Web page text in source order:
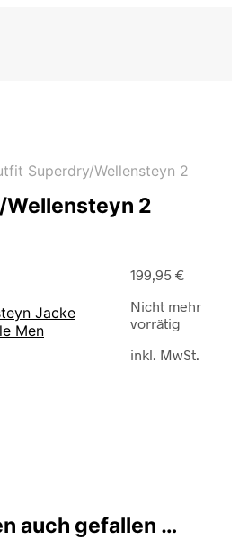
Superdry/Wellensteyn 2
2
Jacke
Men
199,95 €
Nicht mehr
vorrätig
inkl. MwSt.
auch gefallen …